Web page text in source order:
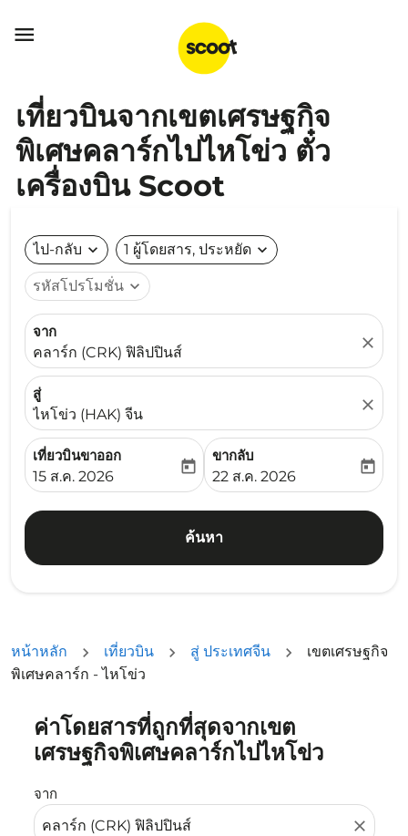

เที่ยวบินจากเขตเศรษฐกิจ
พิเศษคลาร์กไปไหโข่ว ตั๋ว
เครื่องบิน Scoot
ไป-กลับ expand_more 1 ผู้โดยสาร, ประหยัด expand_more
รหัสโปรโมชั่น expand_more
จาก
คลาร์ก (CRK) ฟิลิปปินส์
close
สู่
ไหโข่ว (HAK) จีน
close
เที่ยวบินขาออก
fc-booking-departure-date-aria-label
15 ส.ค. 2026
today
ขากลับ
fc-booking-return-date-
22 ส.ค. 2026
today
ค้นหา
หน้าหลัก เที่ยวบิน สู่ ประเทศจีน
เขตเศรษฐกิจ
พิเศษคลาร์ก - ไหโข่ว
ค่าโดยสารที่ถูกที่สุดจากเขต
เศรษฐกิจพิเศษคลาร์กไปไหโข่ว
จาก
close
ลองอัปเดตเส้นทางของคุณ (ต้นทางและ/หรือปลายทาง) หรื